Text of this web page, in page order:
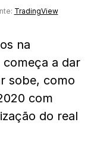
TradingView
na
a dar
sobe, como
com
do real